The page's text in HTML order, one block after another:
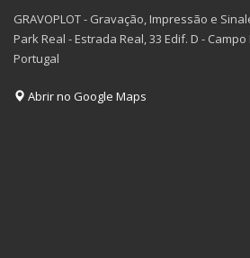
GRAVOPLOT - Gravação, Impressão e
Park Real - Estrada Real, 33 Edif. D -
Portugal
Abrir no Google Maps